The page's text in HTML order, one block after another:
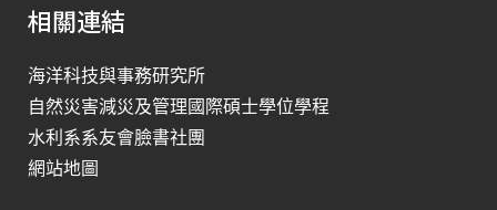
相關連結
海洋科技與事務研究所
自然災害減災及管理國際碩士學位學程
水利系系友會臉書社團
網站地圖